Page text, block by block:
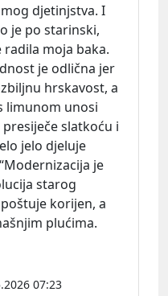
djetinjstva. I
je po starinski,
radila moja baka.
je odlična jer
hrskavost, a
limunom unosi
slatkoću i
jelo djeluje
je
starog
korijen, a
plućima.
07:23